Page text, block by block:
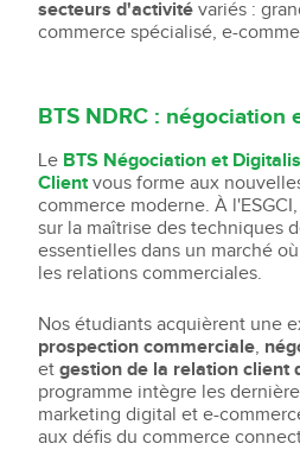
secteurs d'activité variés :
commerce spécialisé, e-
BTS NDRC :
Le BTS Négociation et
Clientvous forme aux
commerce moderne. À
sur la maîtrise des techniques
essentielles dans un marché
les relations commerciales.
Nos étudiants acquièrent une
prospection commerciale,
etgestion de la relation client
programme intègre les
marketing digital et e-
aux défis du commerce